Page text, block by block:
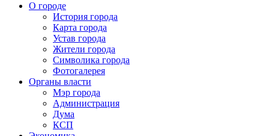
О городе
История города
Карта города
Устав города
Жители города
Символика города
Фотогалерея
Органы власти
Мэр города
Администрация
Дума
КСП